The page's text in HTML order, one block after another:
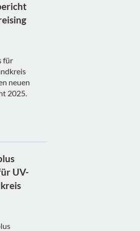
für
neuen
2025.
UV-